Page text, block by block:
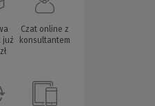
już
Czat online z
konsultantem